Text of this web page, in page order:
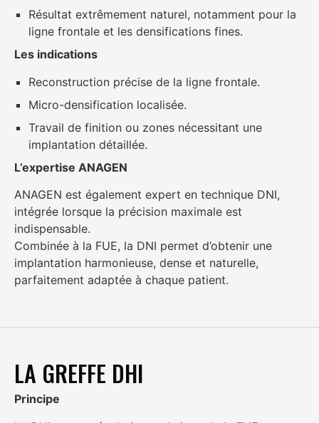
Résultat extrêmement naturel, notamment pour la
ligne frontale et les densifications fines.
Les indications
Reconstruction précise de la ligne frontale.
Micro-densification localisée.
Travail de finition ou zones nécessitant une
implantation détaillée.
L’expertise ANAGEN
ANAGEN est également expert en technique DNI,
intégrée lorsque la précision maximale est
indispensable.
Combinée à la FUE, la DNI permet d’obtenir une
implantation harmonieuse, dense et naturelle,
parfaitement adaptée à chaque patient.
LA GREFFE DHI
Principe